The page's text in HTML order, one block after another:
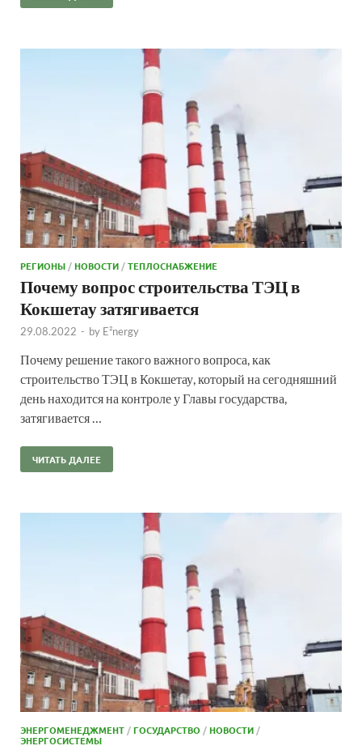
РЕГИОНЫ/НОВОСТИ/ТЕПЛОСНАБЖЕНИЕ
Почему вопрос строительства ТЭЦ в
Кокшетау затягивается
29.08.2022 - by E²nergy
Почему решение такого важного вопроса, как
строительство ТЭЦ в Кокшетау, который на сегодняшний
день находится на контроле у Главы государства,
затягивается …
ЧИТАТЬ ДАЛЕЕ
ЭНЕРГОМЕНЕДЖМЕНТ /ГОСУДАРСТВО /НОВОСТИ /
ЭНЕРГОСИСТЕМЫ